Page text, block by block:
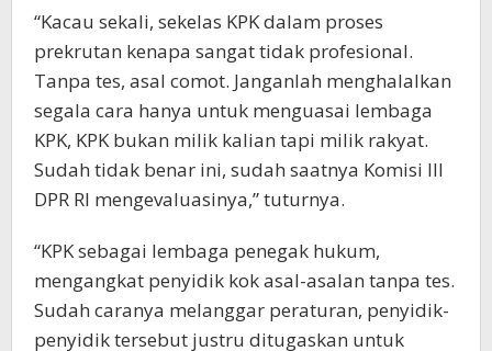
“Kacau sekali, sekelas KPK dalam proses
prekrutan kenapa sangat tidak profesional.
Tanpa tes, asal comot. Janganlah menghalalkan
segala cara hanya untuk menguasai lembaga
KPK, KPK bukan milik kalian tapi milik rakyat.
Sudah tidak benar ini, sudah saatnya Komisi III
DPR RI mengevaluasinya,” tuturnya.
“KPK sebagai lembaga penegak hukum,
mengangkat penyidik kok asal-asalan tanpa tes.
Sudah caranya melanggar peraturan, penyidik-
penyidik tersebut justru ditugaskan untuk